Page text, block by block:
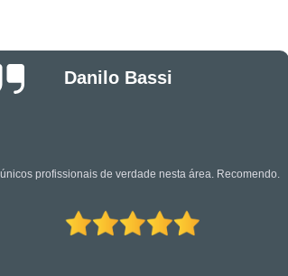
Serviços
Suporte Técnico em
Luciano Rueda
Oliveira
Os caras são bons mesmo! Profissionais de primeira!